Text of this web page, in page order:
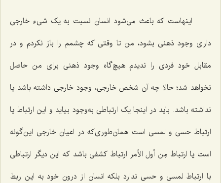
اینهاست که باعث مى‌شود انسان نسبت به یک شی‌ء خارجى
داراى وجود ذهنى بشود، من تا وقتى که چشمم را باز نکردم و در
مقابل خود فردى را ندیدم هیچ‌گاه وجود ذهنى براى من حاصل
نخواهد شد؛ حالا چه آن شخص خارجی، وجود خارجى داشته باشد یا
نداشته باشد. باید در اینجا یک ارتباطى به‌وجود بیاید و این ارتباط یا
ارتباط حسى و لمسى است همان‌طوری‌که در اعیان خارجى این‌گونه
است یا ارتباط مِن أول الأمر ارتباط کشفى باشد که این دیگر ارتباطى
با ارتباط لمسى و حسى ندارد بلکه انسان از درون خود به این ربط